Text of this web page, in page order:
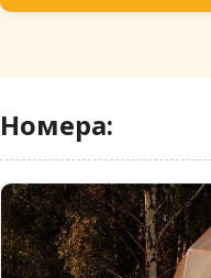
Номера: